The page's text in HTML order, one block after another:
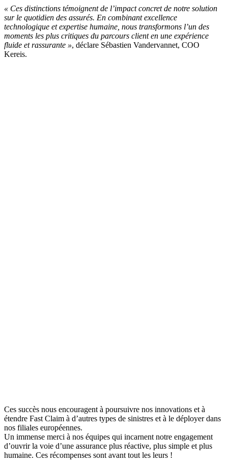
« Ces distinctions témoignent de l’impact concret de notre solution
sur le quotidien des assurés. En combinant excellence
technologique et expertise humaine, nous transformons l’un des
moments les plus critiques du parcours client en une expérience
fluide et rassurante », déclare Sébastien Vandervannet, COO
Kereis.
Ces succès nous encouragent à poursuivre nos innovations et à
étendre Fast Claim à d’autres types de sinistres et à le déployer dans
nos filiales européennes.
Un immense merci à nos équipes qui incarnent notre engagement
d’ouvrir la voie d’une assurance plus réactive, plus simple et plus
humaine. Ces récompenses sont avant tout les leurs !